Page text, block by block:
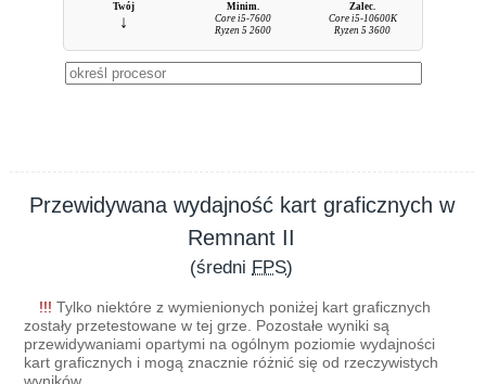
Twój
↓
Minim.
Core i5-7600
Ryzen 5 2600
Zalec.
Core i5-10600K
Ryzen 5 3600
Przewidywana wydajność kart graficznych w
Remnant II
(średni FPS)
!!! Tylko niektóre z wymienionych poniżej kart graficznych
zostały przetestowane w tej grze. Pozostałe wyniki są
przewidywaniami opartymi na ogólnym poziomie wydajności
kart graficznych i mogą znacznie różnić się od rzeczywistych